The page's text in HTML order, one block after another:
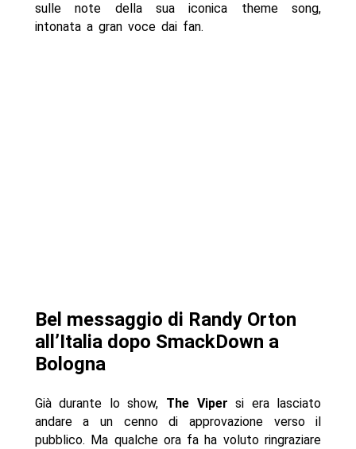
sulle note della sua iconica theme song,
intonata a gran voce dai fan.
Bel messaggio di Randy Orton
all’Italia dopo SmackDown a
Bologna
Già durante lo show, The Viper si era lasciato
andare a un cenno di approvazione verso il
pubblico. Ma qualche ora fa ha voluto ringraziare